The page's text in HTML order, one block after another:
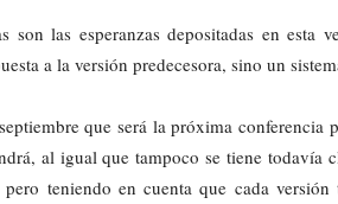
son las esperanzas depositadas en
a la versión predecesora, sino un
que será la próxima
al igual que tampocose tiene todavía
pero teniendo en cuenta que cada